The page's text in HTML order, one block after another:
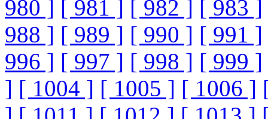
980 ] [ 981 ] [ 982 ] [ 983 ]
988 ] [ 989 ] [ 990 ] [ 991 ]
996 ] [ 997 ] [ 998 ] [ 999 ]
] [ 1004 ] [ 1005 ] [ 1006 ]